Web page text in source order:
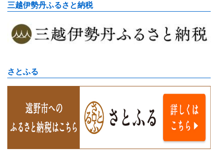
三越伊勢丹ふるさと納税
さとふる